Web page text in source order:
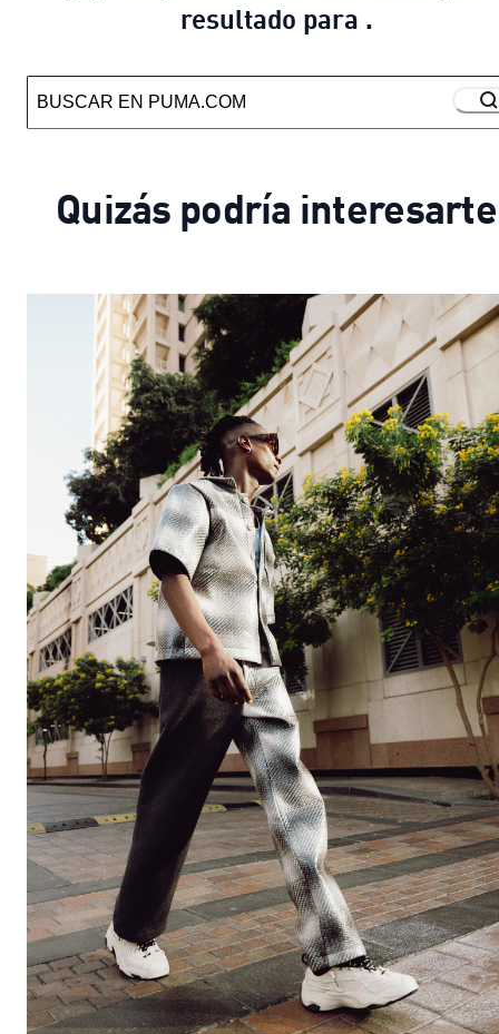
resultado para .
Quizás podría interesarte